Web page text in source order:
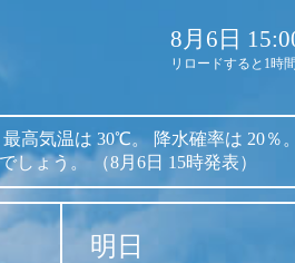
8月6日
リロードすると1時
最高気温は 30℃。 降水確率は 20％。
しょう。（8月6日 15時発表）
明日